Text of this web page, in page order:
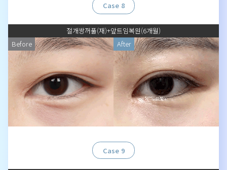
Case 8
절개쌍꺼풀(재)+앞트임복원(6개월)
Before
After
Case 9